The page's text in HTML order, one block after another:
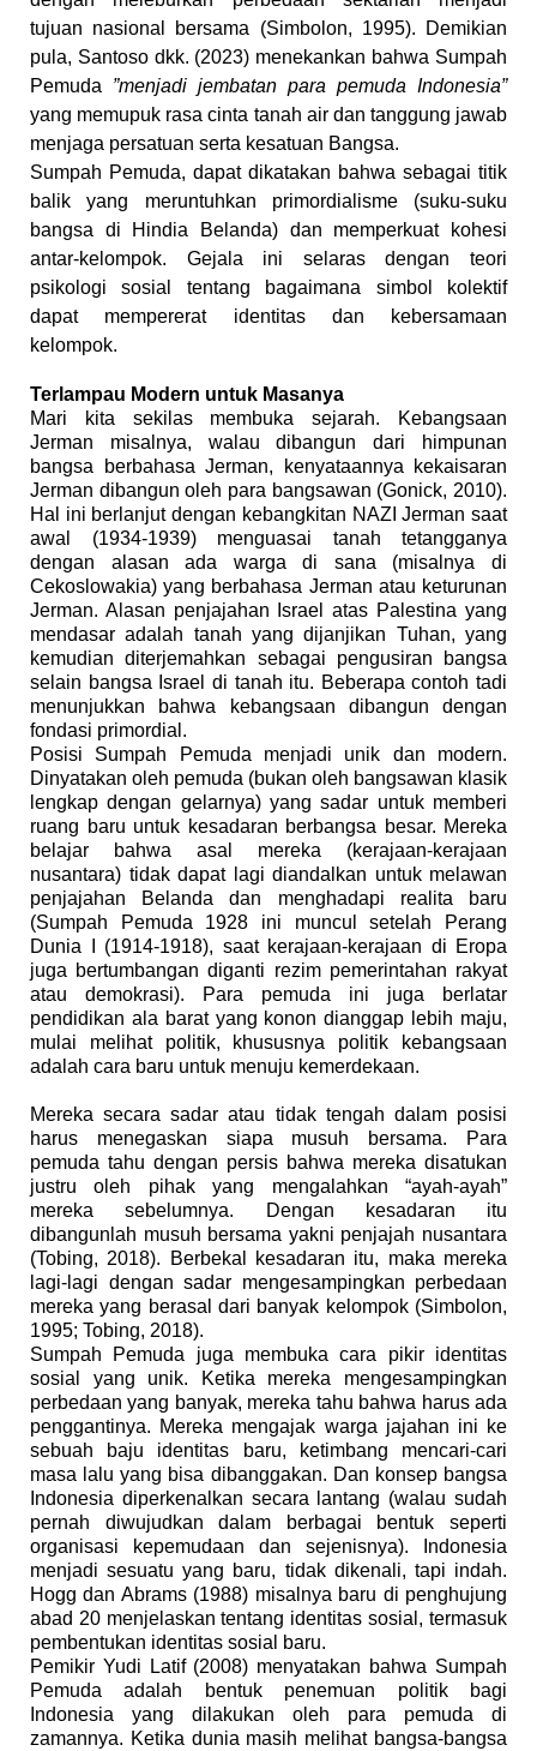
tujuan nasional bersama (Simbolon, 1995). Demikian
pula, Santoso dkk. (2023) menekankan bahwa Sumpah
Pemuda ”menjadi jembatan para pemuda Indonesia”
yang memupuk rasa cinta tanah air dan tanggung jawab
menjaga persatuan serta kesatuan Bangsa.
Sumpah Pemuda, dapat dikatakan bahwa sebagai titik
balik yang meruntuhkan primordialisme (suku-suku
bangsa di Hindia Belanda) dan memperkuat kohesi
antar-kelompok. Gejala ini selaras dengan teori
psikologi sosial tentang bagaimana simbol kolektif
dapat mempererat identitas dan kebersamaan
kelompok.
Terlampau Modern untuk Masanya
Mari kita sekilas membuka sejarah. Kebangsaan
Jerman misalnya, walau dibangun dari himpunan
bangsa berbahasa Jerman, kenyataannya kekaisaran
Jerman dibangun oleh para bangsawan (Gonick, 2010).
Hal ini berlanjut dengan kebangkitan NAZI Jerman saat
awal (1934-1939) menguasai tanah tetangganya
dengan alasan ada warga di sana (misalnya di
Cekoslowakia) yang berbahasa Jerman atau keturunan
Jerman. Alasan penjajahan Israel atas Palestina yang
mendasar adalah tanah yang dijanjikan Tuhan, yang
kemudian diterjemahkan sebagai pengusiran bangsa
selain bangsa Israel di tanah itu. Beberapa contoh tadi
menunjukkan bahwa kebangsaan dibangun dengan
fondasi primordial.
Posisi Sumpah Pemuda menjadi unik dan modern.
Dinyatakan oleh pemuda (bukan oleh bangsawan klasik
lengkap dengan gelarnya) yang sadar untuk memberi
ruang baru untuk kesadaran berbangsa besar. Mereka
belajar bahwa asal mereka (kerajaan-kerajaan
nusantara) tidak dapat lagi diandalkan untuk melawan
penjajahan Belanda dan menghadapi realita baru
(Sumpah Pemuda 1928 ini muncul setelah Perang
Dunia I (1914-1918), saat kerajaan-kerajaan di Eropa
juga bertumbangan diganti rezim pemerintahan rakyat
atau demokrasi). Para pemuda ini juga berlatar
pendidikan ala barat yang konon dianggap lebih maju,
mulai melihat politik, khususnya politik kebangsaan
adalah cara baru untuk menuju kemerdekaan.
Mereka secara sadar atau tidak tengah dalam posisi
harus menegaskan siapa musuh bersama. Para
pemuda tahu dengan persis bahwa mereka disatukan
justru oleh pihak yang mengalahkan “ayah-ayah”
mereka sebelumnya. Dengan kesadaran itu
dibangunlah musuh bersama yakni penjajah nusantara
(Tobing, 2018). Berbekal kesadaran itu, maka mereka
lagi-lagi dengan sadar mengesampingkan perbedaan
mereka yang berasal dari banyak kelompok (Simbolon,
1995; Tobing, 2018).
Sumpah Pemuda juga membuka cara pikir identitas
sosial yang unik. Ketika mereka mengesampingkan
perbedaan yang banyak, mereka tahu bahwa harus ada
penggantinya. Mereka mengajak warga jajahan ini ke
sebuah baju identitas baru, ketimbang mencari-cari
masa lalu yang bisa dibanggakan. Dan konsep bangsa
Indonesia diperkenalkan secara lantang (walau sudah
pernah diwujudkan dalam berbagai bentuk seperti
organisasi kepemudaan dan sejenisnya). Indonesia
menjadi sesuatu yang baru, tidak dikenali, tapi indah.
Hogg dan Abrams (1988) misalnya baru di penghujung
abad 20 menjelaskan tentang identitas sosial, termasuk
pembentukan identitas sosial baru.
Pemikir Yudi Latif (2008) menyatakan bahwa Sumpah
Pemuda adalah bentuk penemuan politik bagi
Indonesia yang dilakukan oleh para pemuda di
zamannya. Ketika dunia masih melihat bangsa-bangsa